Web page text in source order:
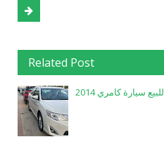
Related Post
للبيع سيارة كامري 2014